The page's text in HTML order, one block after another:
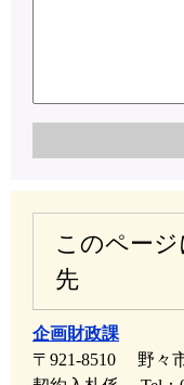
このペー
先
企画財政課
〒921-8510
野々